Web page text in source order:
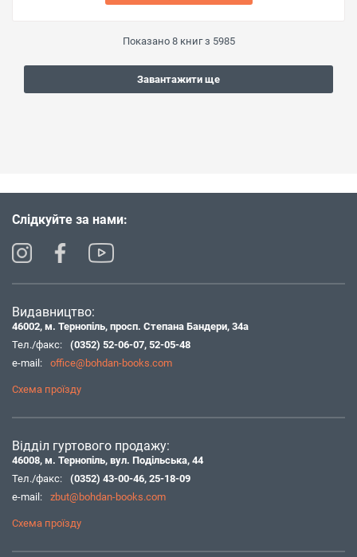
Показано 8книг з 5985
Завантажити ще
Слідкуйте за нами:
Видавництво:
46002, м. Тернопіль, просп. Степана Бандери, 34а
Тел./факс:
(0352) 52-06-07, 52-05-48
e-mail:
office@bohdan-books.com
Схема проїзду
Відділ гуртового продажу:
46008, м. Тернопіль, вул. Подільська, 44
Тел./факс:
(0352) 43-00-46, 25-18-09
e-mail:
zbut@bohdan-books.com
Схема проїзду